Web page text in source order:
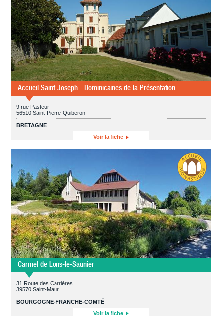
Accueil Saint-Joseph - Dominicaines de la Présentation
9 rue Pasteur
56510 Saint-Pierre-Quiberon
BRETAGNE
Voir la fiche
Carmel de Lons-le-Saunier
31 Route des Carrières
39570 Saint-Maur
BOURGOGNE-FRANCHE-COMTÉ
Voir la fiche